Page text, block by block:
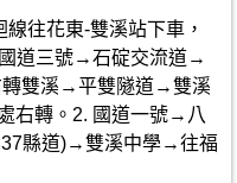
往花東-雙溪站下車，
道三號→石碇交流道→
雙溪→平雙隧道→雙溪
右轉。2. 國道一號→八
37縣道)→雙溪中學→往福